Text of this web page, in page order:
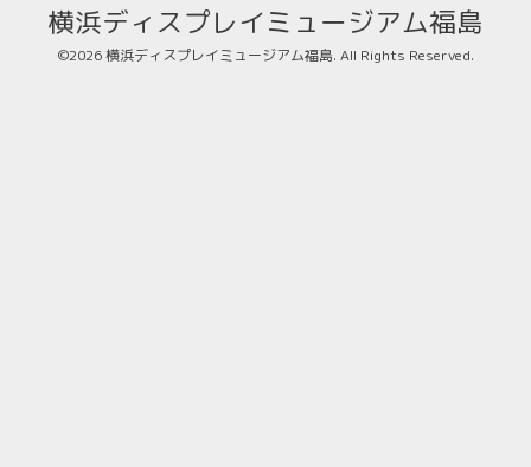
横浜ディスプレイミュージアム福島
©2026横浜ディスプレイミュージアム福島. All Rights Reserved.